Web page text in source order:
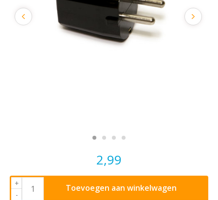
2,99
+
-
Toevoegen aan winkelwagen